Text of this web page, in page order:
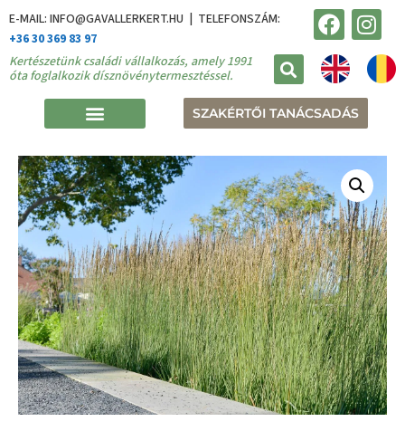
E-MAIL: INFO@GAVALLERKERT.HU | TELEFONSZÁM:
+36 30 369 83 97
Kertészetünk családi vállalkozás, amely 1991
óta foglalkozik dísznövénytermesztéssel.
SZAKÉRTŐI TANÁCSADÁS